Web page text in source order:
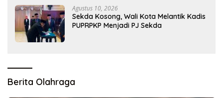
Agustus 10, 2026
Sekda Kosong, Wali Kota Melantik Kadis
PUPRPKP Menjadi PJ Sekda
Berita Olahraga